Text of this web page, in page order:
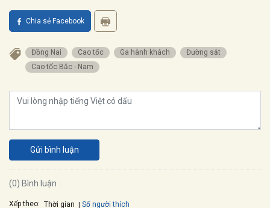
Chia sẻ Facebook
Đồng Nai Cao tốc Ga hành khách
Đường sắt
Cao tốc Bắc - Nam
Gửi bình luận
(0) Bình luận
Xếp theo: Thời gian Số người thích